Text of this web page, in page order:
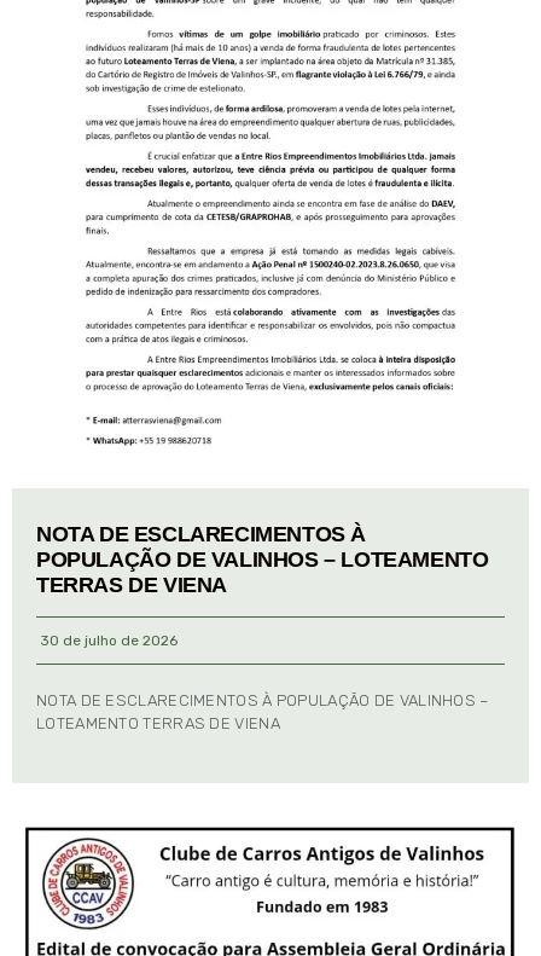
NOTA DE ESCLARECIMENTOS À
POPULAÇÃO DE VALINHOS – LOTEAMENTO
TERRAS DE VIENA
30 de julho de 2026
NOTA DE ESCLARECIMENTOS À POPULAÇÃO DE VALINHOS –
LOTEAMENTO TERRAS DE VIENA